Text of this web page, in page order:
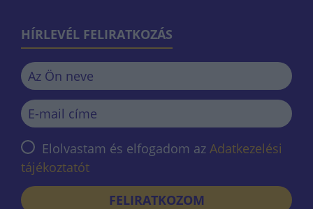
HÍRLEVÉL FELIRATKOZÁS
Elolvastam és elfogadom az Adatkezelési
tájékoztatót
FELIRATKOZOM